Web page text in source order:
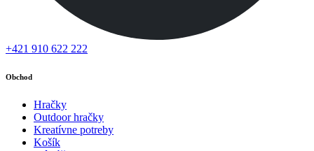
+421 910 622 222
Obchod
Hračky
Outdoor hračky
Kreatívne potreby
Košík